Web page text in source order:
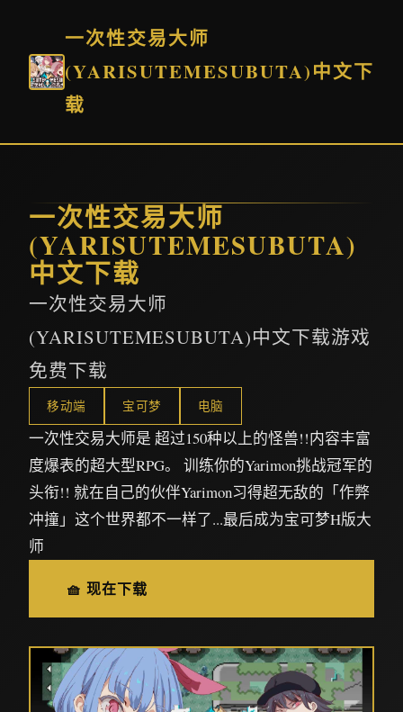
一次性交易大师
(YARISUTEMESUBUTA)中文下
载
一次性交易大师
(YARISUTEMESUBUTA)
中文下载
一次性交易大师
(YARISUTEMESUBUTA)中文下载游戏
免费下载
移动端 宝可梦 电脑
一次性交易大师是 超过150种以上的怪兽!!内容丰富
度爆表的超大型RPG。 训练你的Yarimon挑战冠军的
头衔!! 就在自己的伙伴Yarimon习得超无敌的「作弊
冲撞」这个世界都不一样了...最后成为宝可梦H版大
师
🧺 现在下载